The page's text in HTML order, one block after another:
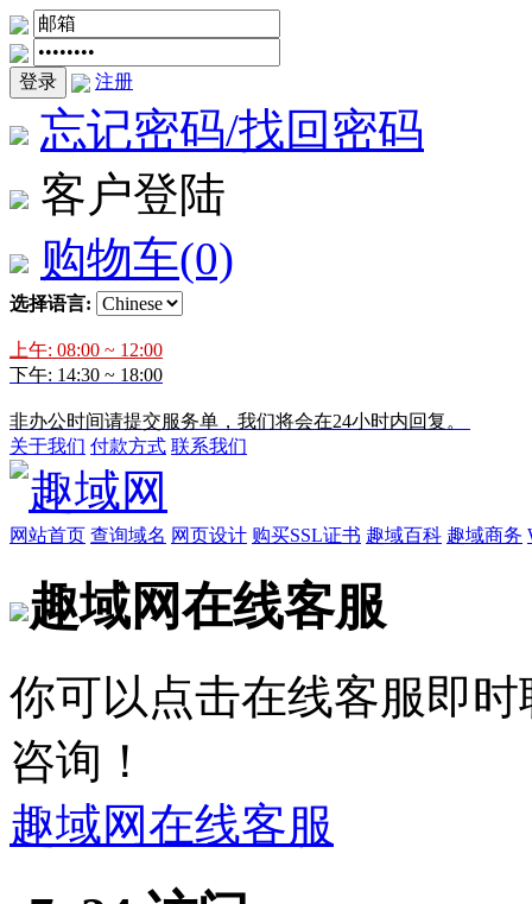
登录 注册
忘记密码/找回密码
客户登陆
购物车(0)
选择语言:
上午: 08:00 ~ 12:00
下午: 14:30 ~ 18:00
非办公时间请提交服务单，我们将会在24小时内回复。
关于我们 付款方式 联系我们
网站首页 查询域名 网页设计 购买SSL证书 趣域百科 趣域商务
趣域网在线客服
你可以点击在线客服即
咨询！
趣域网在线客服